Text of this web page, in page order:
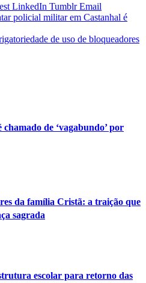
LinkedIn Tumblr Email
policial militar em Castanhal é
de uso de bloqueadores
de ‘vagabundo’ por
da família Cristã: a traição que
sagrada
escolar para retorno das